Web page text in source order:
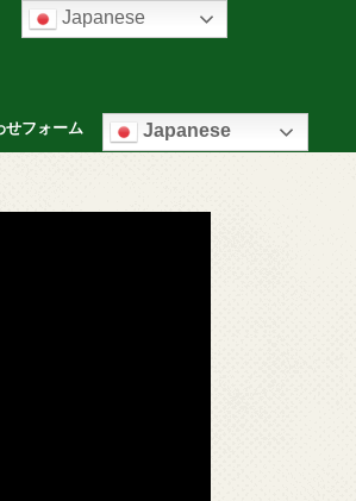
せフォーム Japanese
Japanese